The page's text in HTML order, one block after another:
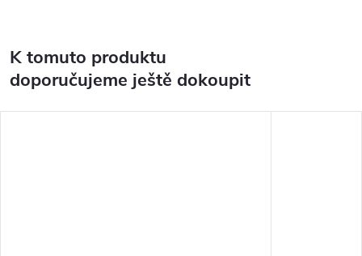
K tomuto produktu
doporučujeme ještě dokoupit